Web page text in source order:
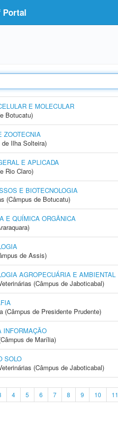
Portal
E MOLECULAR
Botucatu)
ZOOTECNIA
Ilha Solteira)
E APLICADA
Rio Claro)
E BIOTECNOLOGIA
(Câmpus de Botucatu)
E QUÍMICA ORGÂNICA
de Assis)
AGROPECUÁRIA E AMBIENTAL
(Câmpus de Jaboticabal)
(Câmpus de Presidente Prudente)
INFORMAÇÃO
de Marília)
SOLO
(Câmpus de Jaboticabal)
4 5 6 7 8 9 10 11